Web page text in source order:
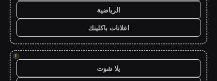
الرياضية
اعلانات باكلينك
!
يلا شوت